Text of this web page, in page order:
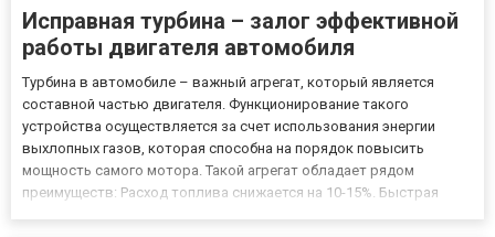
Исправная турбина – залог эффективной
работы двигателя автомобиля
Турбина в автомобиле – важный агрегат, который является
составной частью двигателя. Функционирование такого
устройства осуществляется за счет использования энергии
выхлопных газов, которая способна на порядок повысить
мощность самого мотора. Такой агрегат обладает рядом
преимуществ: Расход топлива снижается на 10-15%. Быстрая